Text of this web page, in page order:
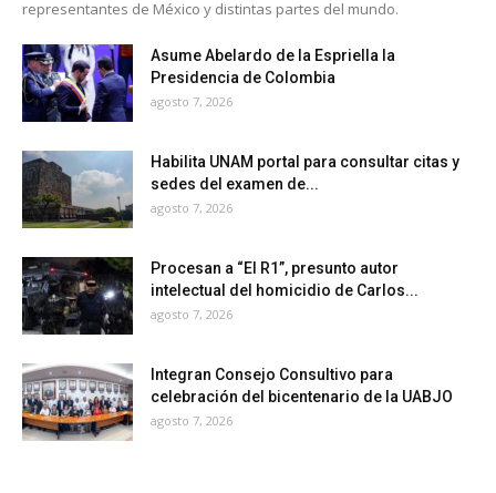
representantes de México y distintas partes del mundo.
Asume Abelardo de la Espriella la
Presidencia de Colombia
agosto 7, 2026
Habilita UNAM portal para consultar citas y
sedes del examen de...
agosto 7, 2026
Procesan a “El R1”, presunto autor
intelectual del homicidio de Carlos...
agosto 7, 2026
Integran Consejo Consultivo para
celebración del bicentenario de la UABJO
agosto 7, 2026